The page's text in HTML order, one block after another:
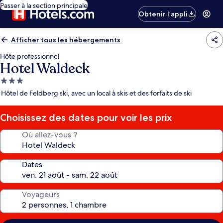
Passer à la section principale
Obtenir l’appli
Afficher tous les hébergements
Hôte professionnel
Hotel Waldeck
Hébergement
3.0 étoiles
Hôtel de Feldberg ski, avec un local à skis et des forfaits de ski
Choisissez des dates pour voir les prix
Où allez-vous ?
Dates
Voyageurs